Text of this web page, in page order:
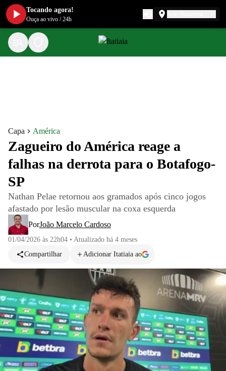
Capa América
Zagueiro do América reage a
falhas na derrota para o Botafogo-
SP
Nathan Pelae retornou aos gramados após cinco jogos
afastado por lesão muscular na coxa esquerda
PorJoão Marcelo Cardoso
01/04/2026 às 22h04 • Atualizado há 4 meses
Compartilhar
Adicionar Itatiaia ao
Tocando agora!
Ouça ao vivo /24h